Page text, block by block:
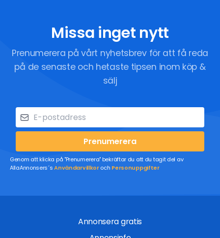
Missa inget nytt
Prenumerera på vårt nyhetsbrev för att få reda
på de senaste och hetaste tipsen inom köp &
sälj
Prenumerera
Genom att klicka på "Prenumerera" bekräftar du att du tagit del av
AllaAnnonsers´sAnvändarvillkoroch Personuppgifter
Annonsera gratis